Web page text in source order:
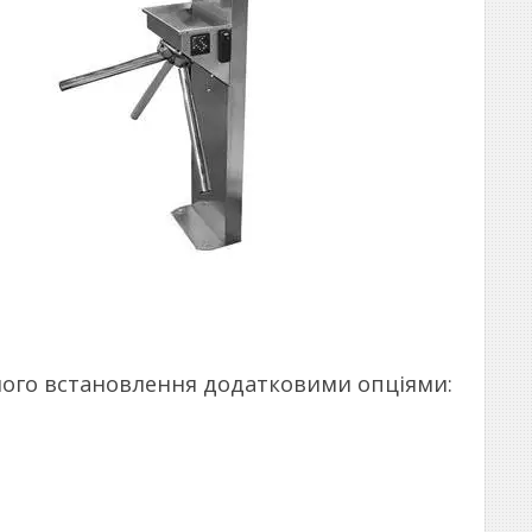
встановлення додатковими опціями: